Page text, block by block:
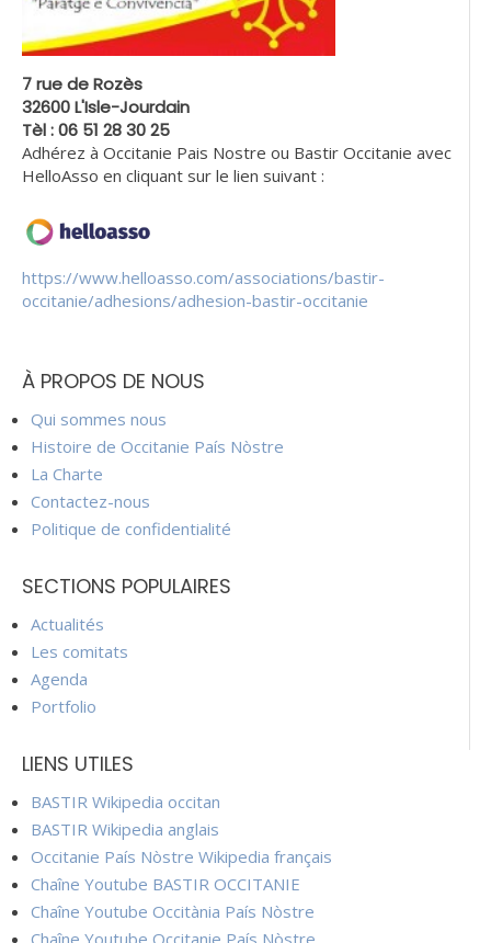
7 rue de Rozès
32600 L'Isle-Jourdain
Tèl : 06 51 28 30 25
Adhérez à Occitanie Pais Nostre ou Bastir Occitanie avec
HelloAsso en cliquant sur le lien suivant :
https://www.helloasso.com/associations/bastir-
occitanie/adhesions/adhesion-bastir-occitanie
À PROPOS DE NOUS
Qui sommes nous
Histoire de Occitanie País Nòstre
La Charte
Contactez-nous
Politique de confidentialité
SECTIONS POPULAIRES
Actualités
Les comitats
Agenda
Portfolio
LIENS UTILES
BASTIR Wikipedia occitan
BASTIR Wikipedia anglais
Occitanie País Nòstre Wikipedia français
Chaîne Youtube BASTIR OCCITANIE
Chaîne Youtube Occitània País Nòstre
Chaîne Youtube Occitanie País Nòstre